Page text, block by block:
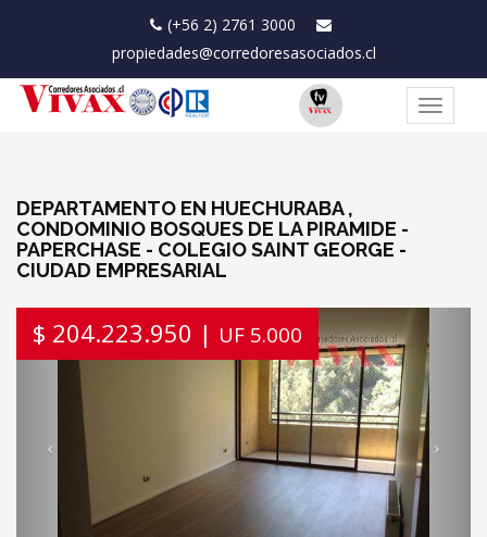
(+56 2) 2761 3000
propiedades@corredoresasociados.cl
Toggle
DEPARTAMENTO EN HUECHURABA ,
CONDOMINIO BOSQUES DE LA PIRAMIDE -
PAPERCHASE - COLEGIO SAINT GEORGE -
CIUDAD EMPRESARIAL
$ 204.223.950 | UF 5.000
Previous